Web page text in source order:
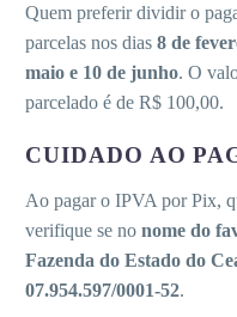
Quem preferir dividir o
parcelas nos dias 8 de
maio e 10 de junho. O
parcelado é de R$ 100,00.
CUIDADO AO
Ao pagar o IPVA por Pix,
verifique se no nome do
Fazenda do Estado do
07.954.597/0001-52.